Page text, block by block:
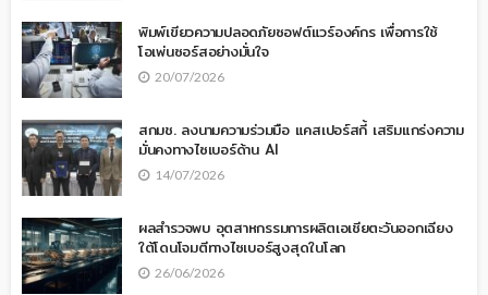
พิมพ์เขียวความปลอดภัยซอฟต์แวร์องค์กร เพื่อการใช้
โอเพ่นซอร์สอย่างมั่นใจ
20/07/2026
สกมช. ลงนามความร่วมมือ แคสเปอร์สกี้ เสริมแกร่งความ
มั่นคงทางไซเบอร์ด้าน AI
14/07/2026
ผลสำรวจพบ อุตสาหกรรมการผลิตเอเชียตะวันออกเฉียง
ใต้โดนโจมตีทางไซเบอร์สูงสุดในโลก
26/06/2026